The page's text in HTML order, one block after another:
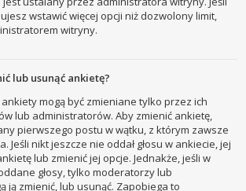
wstawić więcej opcji niż dozwolony limit,
witryny.
lub usunąć ankietę?
mogą być zmieniane tylko przez ich
lub administratorów. Aby zmienić ankietę,
pierwszego postu w wątku, z którym zawsze
Jeśli nikt jeszcze nie oddał głosu w ankiecie, jej
lub zmienić jej opcje. Jednakże, jeśli w
głosy, tylko moderatorzy lub
ją zmienić, lub usunąć. Zapobiega to